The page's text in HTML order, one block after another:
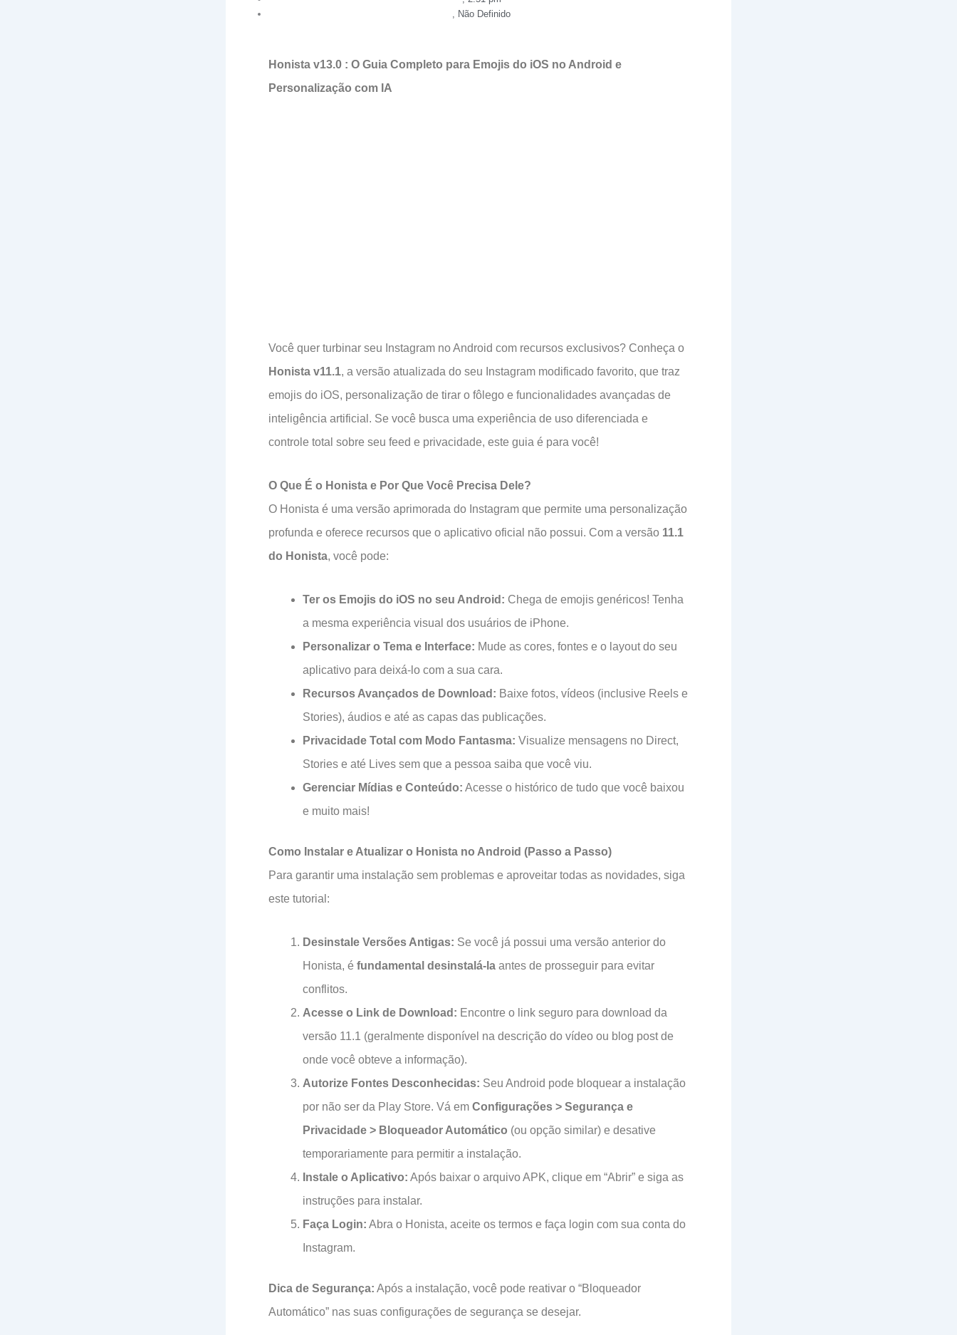
, Não Definido
Honista v13.0 : O Guia Completo para Emojis do iOS no Android e
Personalização com IA
Você quer turbinar seu Instagram no Android com recursos exclusivos? Conheça o
Honista v11.1, a versão atualizada do seu Instagram modificado favorito, que traz
emojis do iOS, personalização de tirar o fôlego e funcionalidades avançadas de
inteligência artificial. Se você busca uma experiência de uso diferenciada e
controle total sobre seu feed e privacidade, este guia é para você!
O Que É o Honista e Por Que Você Precisa Dele?
O Honista é uma versão aprimorada do Instagram que permite uma personalização
profunda e oferece recursos que o aplicativo oficial não possui. Com a versão 11.1
do Honista, você pode:
Ter os Emojis do iOS no seu Android: Chega de emojis genéricos! Tenha
a mesma experiência visual dos usuários de iPhone.
Personalizar o Tema e Interface: Mude as cores, fontes e o layout do seu
aplicativo para deixá-lo com a sua cara.
Recursos Avançados de Download: Baixe fotos, vídeos (inclusive Reels e
Stories), áudios e até as capas das publicações.
Privacidade Total com Modo Fantasma: Visualize mensagens no Direct,
Stories e até Lives sem que a pessoa saiba que você viu.
Gerenciar Mídias e Conteúdo: Acesse o histórico de tudo que você baixou
e muito mais!
Como Instalar e Atualizar o Honista no Android (Passo a Passo)
Para garantir uma instalação sem problemas e aproveitar todas as novidades, siga
este tutorial:
Desinstale Versões Antigas: Se você já possui uma versão anterior do
Honista, é fundamental desinstalá-la antes de prosseguir para evitar
conflitos.
Acesse o Link de Download: Encontre o link seguro para download da
versão 11.1 (geralmente disponível na descrição do vídeo ou blog post de
onde você obteve a informação).
Autorize Fontes Desconhecidas: Seu Android pode bloquear a instalação
por não ser da Play Store. Vá em Configurações > Segurança e
Privacidade > Bloqueador Automático (ou opção similar) e desative
temporariamente para permitir a instalação.
Instale o Aplicativo: Após baixar o arquivo APK, clique em “Abrir” e siga as
instruções para instalar.
Faça Login: Abra o Honista, aceite os termos e faça login com sua conta do
Instagram.
Dica de Segurança: Após a instalação, você pode reativar o “Bloqueador
Automático” nas suas configurações de segurança se desejar.